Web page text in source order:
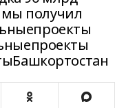
получил